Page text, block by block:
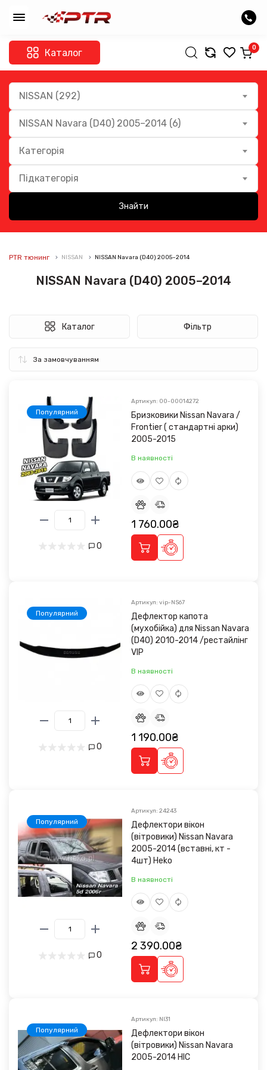
Каталог 0
NISSAN (292)
NISSAN Navara (D40) 2005–2014 (6)
Категорія
Підкатегорія
Знайти
PTR тюнинг NISSAN NISSAN Navara (D40) 2005–2014
NISSAN Navara (D40) 2005–2014
Каталог Фільтр
Популярний
0
Артикул: 00-00014272
Бризковики Nissan Navara /
Frontier ( стандартні арки)
2005-2015
В наявності
1 760.00₴
Популярний
0
Артикул: vip-NS67
Дефлектор капота
(мухобійка) для Nissan Navara
(D40) 2010-2014 /рестайлінг
VIP
В наявності
1 190.00₴
Популярний
0
Артикул: 24243
Дефлектори вікон
(вітровики) Nissan Navara
2005-2014 (вставні, кт -
4шт) Heko
В наявності
2 390.00₴
Популярний
Артикул: NI31
Дефлектори вікон
(вітровики) Nissan Navara
2005-2014 HIC